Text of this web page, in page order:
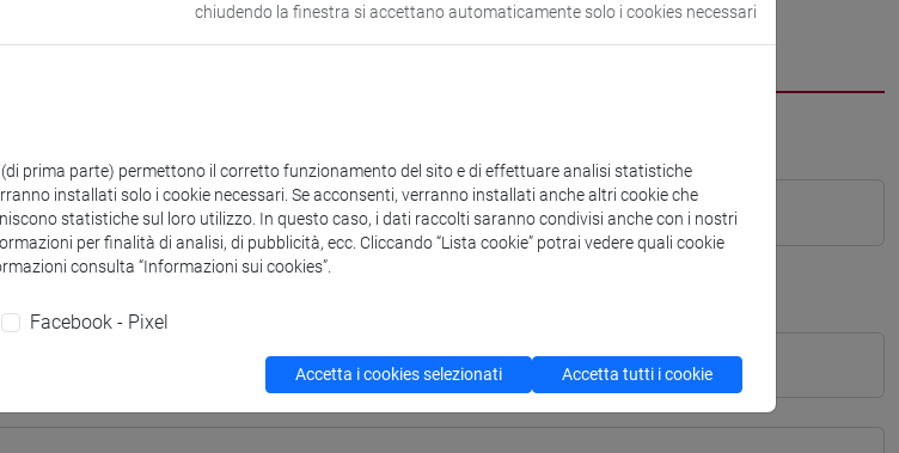
Programma
chiudendo la finestra si accettano automaticamente solo i cookies necessari
prima parte) permettono il corretto funzionamento del sito e di effettuare analisi statistiche
installati solo i cookie necessari. Se acconsenti, verranno installati anche altri cookie che
statistiche sul loro utilizzo. In questo caso, i dati raccolti saranno condivisi anche con i nostri
per finalità di analisi, di pubblicità, ecc. Cliccando “Lista cookie” potrai vedere quali cookie
consulta “Informazioni sui cookies”.
Facebook - Pixel
Accetta i cookies selezionati Accetta tutti i cookie